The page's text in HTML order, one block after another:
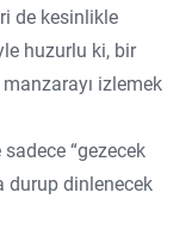
de kesinlikle
huzurlu ki, bir
izlemek
“gezecek
durup dinlenecek